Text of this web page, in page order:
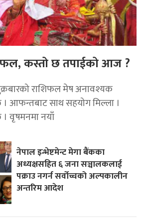
कस्तो छ तपाईको आज ?
राशिफल मेष अनावश्यक
आफन्तबाट साथ सहयोग मिल्ला ।
वृषमनमा नयाँ
नेपाल इन्भेष्टमेन्ट मेगा बैंकका
अध्यक्षसहित ६ जना सञ्चालकलाई
पक्राउ नगर्न सर्वोच्चको अल्पकालीन
अन्तरिम आदेश